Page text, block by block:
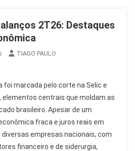
2T26: Destaques
TIAGO PAULO
foi marcada pelo corte na Selic e
elementos centrais que moldam as
brasileiro. Apesar de um
fraca e juros reais em
empresas nacionais, com
financeiro e de siderurgia,